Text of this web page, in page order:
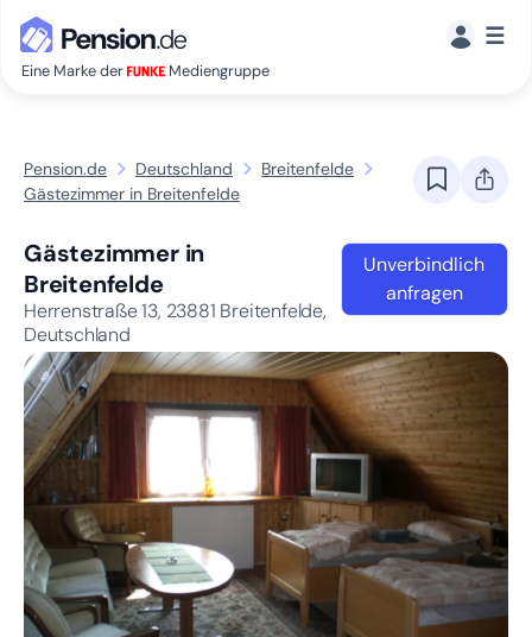
Eine Marke der Mediengruppe
☰
Pension.de Deutschland
Breitenfelde
Gästezimmer in Breitenfelde
Gästezimmer in
Breitenfelde
Herrenstraße 13, 23881 Breitenfelde,
Deutschland
Unverbindlich
anfragen